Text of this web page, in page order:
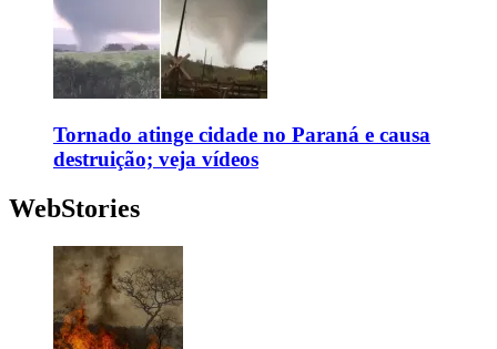
Tornado atinge cidade no Paraná e causa
destruição; veja vídeos
WebStories